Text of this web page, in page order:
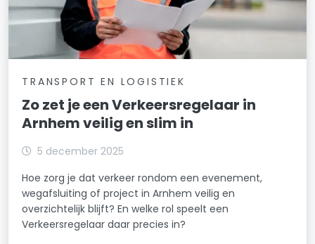
TRANSPORT EN LOGISTIEK
Zo zet je een Verkeersregelaar in
Arnhem veilig en slim in
5 december 2025
Hoe zorg je dat verkeer rondom een evenement,
wegafsluiting of project in Arnhem veilig en
overzichtelijk blijft? En welke rol speelt een
Verkeersregelaar daar precies in?